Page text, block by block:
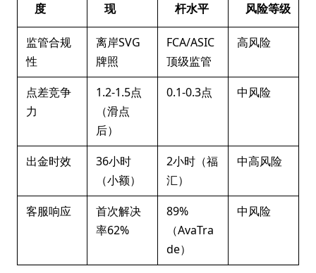
度
现
杆水平
风险等级
监管合规
性
离岸SVG
牌照
FCA/ASIC
顶级监管
高风险
点差竞争
力
1.2-1.5点
（滑点
后）
0.1-0.3点 中风险
出金时效
36小时
（小额）
2小时（福
汇）
中高风险
客服响应
首次解决
率62%
89%
（AvaTra
de）
中风险